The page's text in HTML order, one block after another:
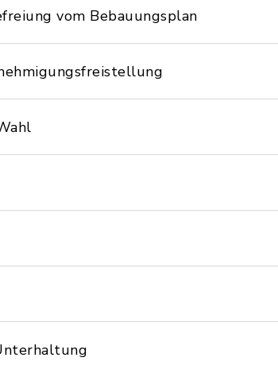
vom Bebauungsplan